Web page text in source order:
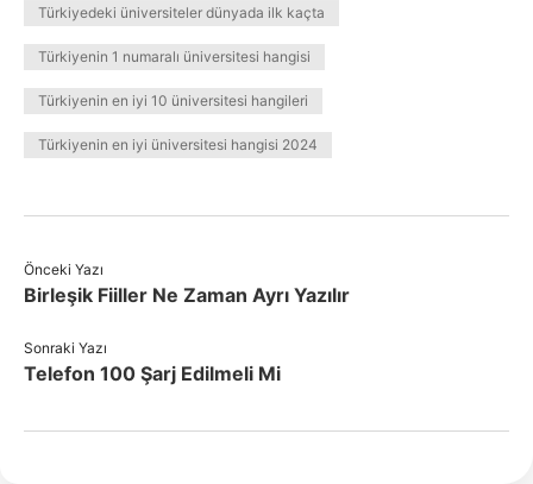
Türkiyedeki üniversiteler dünyada ilk kaçta
Türkiyenin 1 numaralı üniversitesi hangisi
Türkiyenin en iyi 10 üniversitesi hangileri
Türkiyenin en iyi üniversitesi hangisi 2024
Önceki Yazı
Birleşik Fiiller Ne Zaman Ayrı Yazılır
Sonraki Yazı
Telefon 100 Şarj Edilmeli Mi